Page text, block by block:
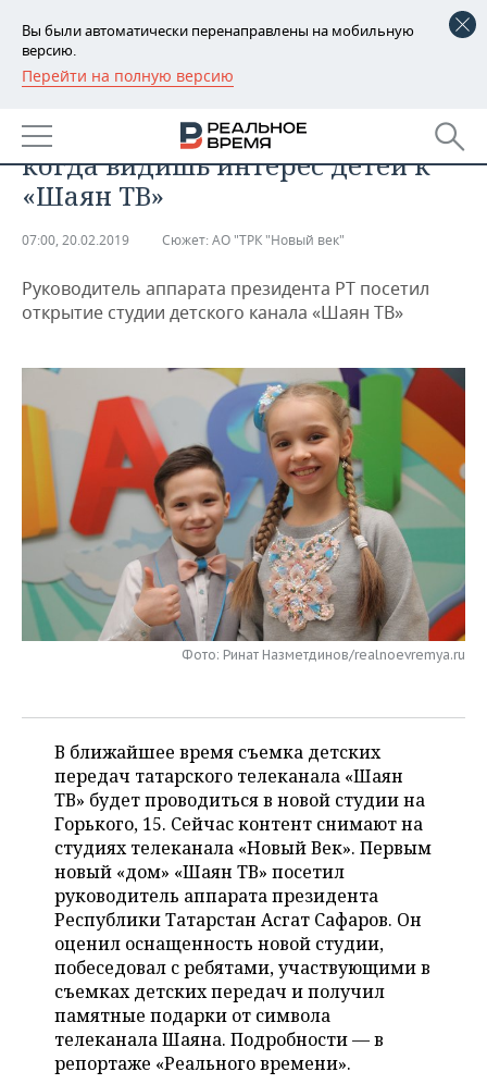
Вы были автоматически перенаправлены на мобильную
версию.
Перейти на полную версию
РЕГИОНЫ
БАШКОРТОСТАН
ТАТАРСТАН
НОВОСТИ
АНАЛИТИКА
ДЕКЛАРАЦИИ О ДОХОДАХ
КОРОЛИ ГОСЗАКАЗА ПФО
ВУЗЫ ТАТАРСТАНА
КОМУ ПРИНАДЛЕЖАТ
ТОРГОВЫЕ ЦЕНТРЫ
ТАТАРСТАНА
НОВОСТИ ЭКОНОМИКИ
ФИНАНСЫ
БАНКИ
БЮДЖЕТ
ИНВЕСТИЦИИ
ПРОМЫШЛЕННОСТЬ
НОВОСТИ
АГРОПРОМ
МАШИНОСТРОЕНИЕ
НЕФТЕХИМИЯ
НЕФТЬ
ОПК
ЭНЕРГЕТИКА
НЕДВИЖИМОСТЬ
НОВОСТИ НЕДВИЖИМОСТИ
АВТО
НОВОСТИ АВТО
БИЗНЕС
НОВОСТИ БИЗНЕСА
РОЗНИЧНАЯ ТОРГОВЛЯ
ТРАНСПОРТ
УСЛУГИ
ТЕХНОЛОГИИ
НОВОСТИ ТЕХНОЛОГИЙ
IT
МЕДИА
МЕРОПРИЯТИЯ
НОВОСТИ МЕРОПРИЯТИЙ
ВЫЕЗДНАЯ РЕДАКЦИЯ
ОТКРЫТАЯ ЛЕКЦИЯ
СПОРТ
НОВОСТИ СПОРТА
БАСКЕТБОЛ
ВОЛЕЙБОЛ
КИБЕРСПОРТ
ФИГУРНОЕ КАТАНИЕ
ВОДНЫЕ ВИДЫ СПОРТА
ХОККЕЙ С МЯЧОМ
ОБЩЕСТВО
ИНФРАСТРУКТУРА
ИСТОРИЯ
КУЛЬТУРА
МЕДИЦИНА
ОБРАЗОВАНИЕ
ПРОИСШЕСТВИЯ
СПРАВОЧНИК
СПИСОК ПЕРСОН
СПИСОК КОМПАНИЙ
ПОЛНАЯ ВЕРСИЯ
Асгат Сафаров: «Душа радуется,
когда видишь интерес детей к
«Шаян ТВ»
07:00, 20.02.2019 Сюжет: АО "ТРК "Новый век"
Руководитель аппарата президента РТ посетил
открытие студии детского канала «Шаян ТВ»
Фото: Ринат Назметдинов/realnoevremya.ru
В ближайшее время съемка детских
передач татарского телеканала «Шаян
ТВ» будет проводиться в новой студии на
Горького, 15. Сейчас контент снимают на
студиях телеканала «Новый Век». Первым
новый «дом» «Шаян ТВ» посетил
руководитель аппарата президента
Республики Татарстан Асгат Сафаров. Он
оценил оснащенность новой студии,
побеседовал с ребятами, участвующими в
съемках детских передач и получил
памятные подарки от символа
телеканала Шаяна. Подробности — в
репортаже «Реального времени».